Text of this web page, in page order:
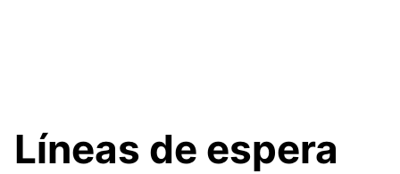
Líneas de espera